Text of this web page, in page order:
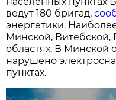
ведут 180 бригад,
энергетики.
Минской, Витебской,
областях. В Минской
нарушено
пунктах.